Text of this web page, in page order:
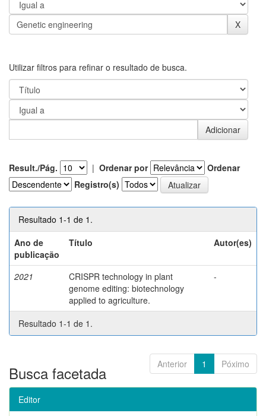
Utilizar filtros para refinar o resultado de busca.
Result./Pág. | Ordenar por
Ordenar
Registro(s)
Resultado 1-1 de 1.
Ano de
publicação
Título Autor(es)
2021
CRISPR technology in plant
genome editing: biotechnology
applied to agriculture.
-
Resultado 1-1 de 1.
Anterior 1 Póximo
Busca facetada
Editor